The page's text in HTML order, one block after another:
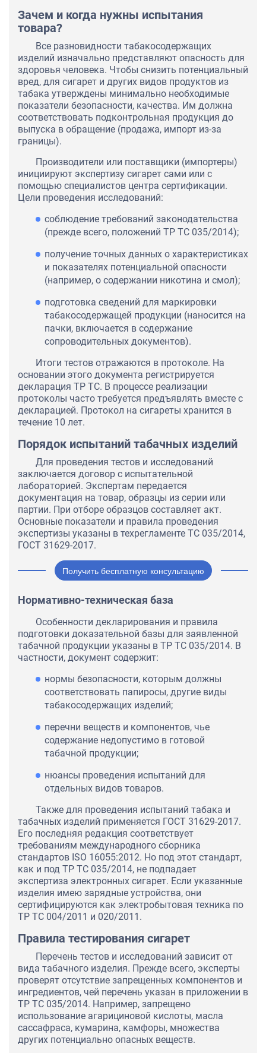
Зачем и когда нужны испытания
товара?
Все разновидности табакосодержащих
изделий изначально представляют опасность для
здоровья человека. Чтобы снизить потенциальный
вред, для сигарет и других видов продуктов из
табака утверждены минимально необходимые
показатели безопасности, качества. Им должна
соответствовать подконтрольная продукция до
выпуска в обращение (продажа, импорт из-за
границы).
Производители или поставщики (импортеры)
инициируют экспертизу сигарет сами или с
помощью специалистов центра сертификации.
Цели проведения исследований:
соблюдение требований законодательства
(прежде всего, положений ТР ТС 035/2014);
получение точных данных о характеристиках
и показателях потенциальной опасности
(например, о содержании никотина и смол);
подготовка сведений для маркировки
табакосодержащей продукции (наносится на
пачки, включается в содержание
сопроводительных документов).
Итоги тестов отражаются в протоколе. На
основании этого документа регистрируется
декларация ТР ТС. В процессе реализации
протоколы часто требуется предъявлять вместе с
декларацией. Протокол на сигареты хранится в
течение 10 лет.
Порядок испытаний табачных изделий
Для проведения тестов и исследований
заключается договор с испытательной
лабораторией. Экспертам передается
документация на товар, образцы из серии или
партии. При отборе образцов составляет акт.
Основные показатели и правила проведения
экспертизы указаны в техрегламенте ТС 035/2014,
ГОСТ 31629-2017.
Получить бесплатную консультацию
Нормативно-техническая база
Особенности декларирования и правила
подготовки доказательной базы для заявленной
табачной продукции указаны в ТР ТС 035/2014. В
частности, документ содержит:
нормы безопасности, которым должны
соответствовать папиросы, другие виды
табакосодержащих изделий;
перечни веществ и компонентов, чье
содержание недопустимо в готовой
табачной продукции;
нюансы проведения испытаний для
отдельных видов товаров.
Также для проведения испытаний табака и
табачных изделий применяется ГОСТ 31629-2017.
Его последняя редакция соответствует
требованиям международного сборника
стандартов ISO 16055:2012. Но под этот стандарт,
как и под ТР ТС 035/2014, не подпадает
экспертиза электронных сигарет. Если указанные
изделия имею зарядные устройства, они
сертифицируются как электробытовая техника по
ТР ТС 004/2011 и 020/2011.
Правила тестирования сигарет
Перечень тестов и исследований зависит от
вида табачного изделия. Прежде всего, эксперты
проверят отсутствие запрещенных компонентов и
ингредиентов, чей перечень указан в приложении в
ТР ТС 035/2014. Например, запрещено
использование агарициновой кислоты, масла
сассафраса, кумарина, камфоры, множества
других потенциально опасных веществ.